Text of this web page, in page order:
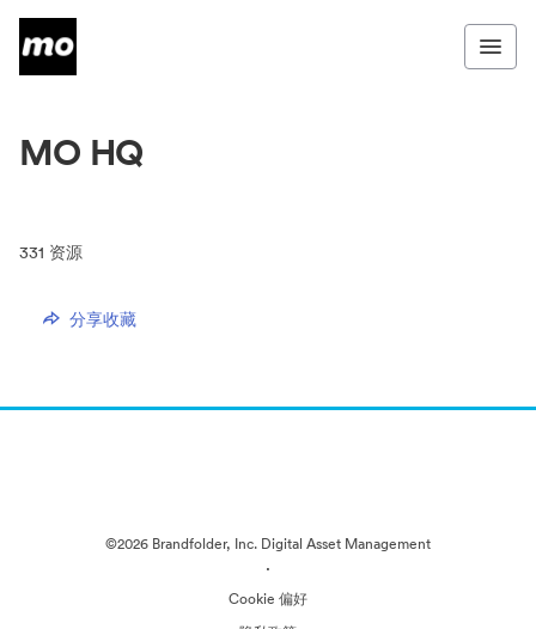
MO HQ
331 资源
分享收藏
©2026 Brandfolder, Inc. Digital Asset Management
·
Cookie 偏好